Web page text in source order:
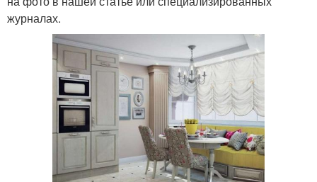
журналах.